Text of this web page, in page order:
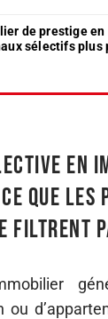
de prestige en
sélectifs plus
en
que
filtrent
ou